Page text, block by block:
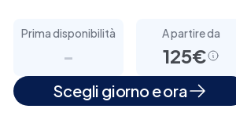
Prima disponibilità
-
A partire da
125€
Scegli giorno e ora